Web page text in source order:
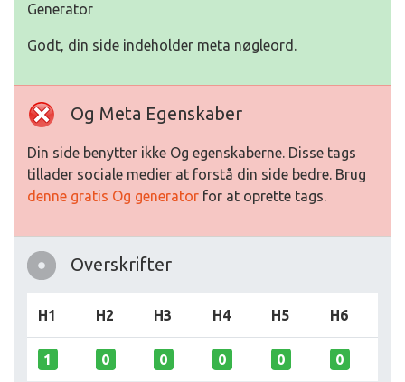
Generator
Godt, din side indeholder meta nøgleord.
Og Meta Egenskaber
Din side benytter ikke Og egenskaberne. Disse tags
tillader sociale medier at forstå din side bedre. Brug
denne gratis Og generator for at oprette tags.
Overskrifter
H1 H2 H3 H4 H5 H6
1 0 0 0 0 0